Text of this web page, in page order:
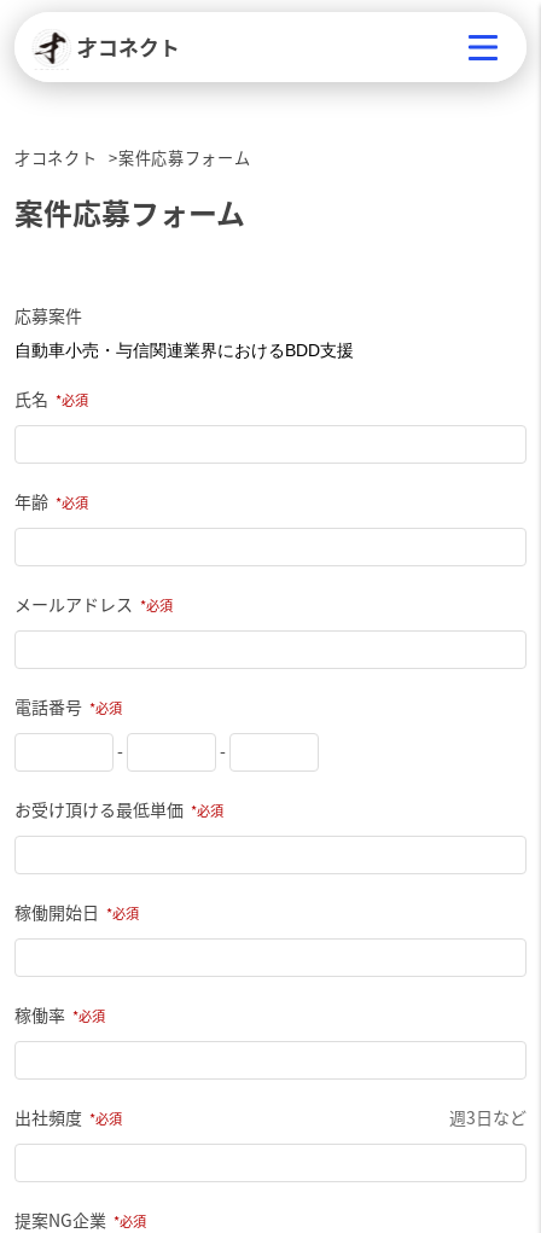
才コネクト
才コネクト 案件応募フォーム
案件応募フォーム
応募案件
氏名
年齢
メールアドレス
電話番号
-
-
お受け頂ける最低単価
稼働開始日
稼働率
出社頻度 週3日など
提案NG企業